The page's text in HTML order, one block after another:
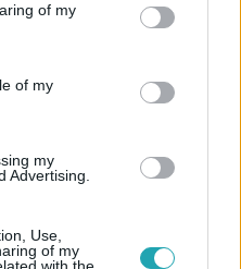
behaviour. You may click to
and its third-party tags to
purposes in below Google
of my
of my
my
Advertising.
Use,
of my